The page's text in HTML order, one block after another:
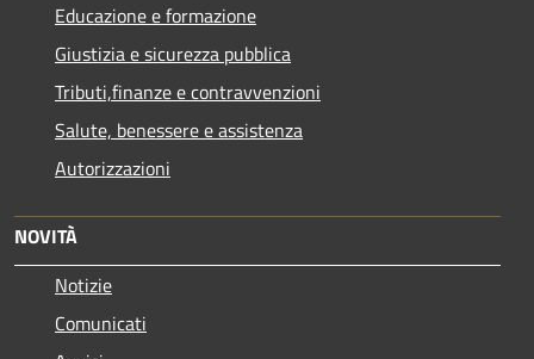
Educazione e formazione
Giustizia e sicurezza pubblica
Tributi,finanze e contravvenzioni
Salute, benessere e assistenza
Autorizzazioni
NOVITÀ
Notizie
Comunicati